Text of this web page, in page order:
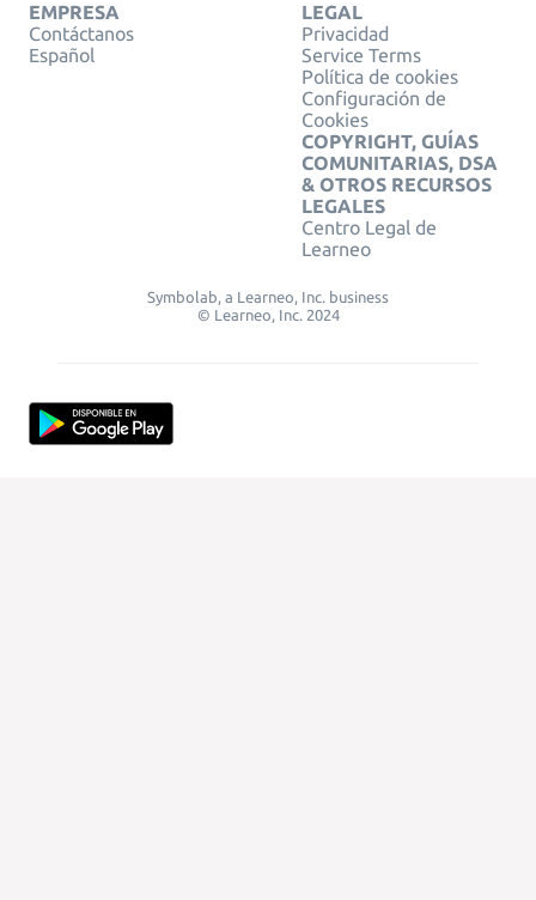
EMPRESA
Contáctanos
Español
LEGAL
Privacidad
Service Terms
Política de cookies
Configuración de
Cookies
COPYRIGHT, GUÍAS
COMUNITARIAS, DSA
& OTROS RECURSOS
LEGALES
Centro Legal de
Learneo
Symbolab, a Learneo, Inc. business
© Learneo, Inc. 2024